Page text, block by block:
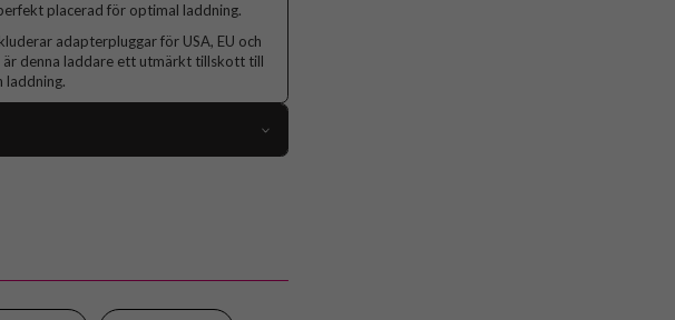
placerad för optimal laddning.
adapterpluggar för USA, EU och
denna laddare ett utmärkt tillskott till
laddning.
Roseguld